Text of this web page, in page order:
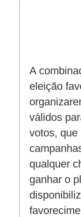
A
eleição
válidos
votos, que
qualquer
ganhar o